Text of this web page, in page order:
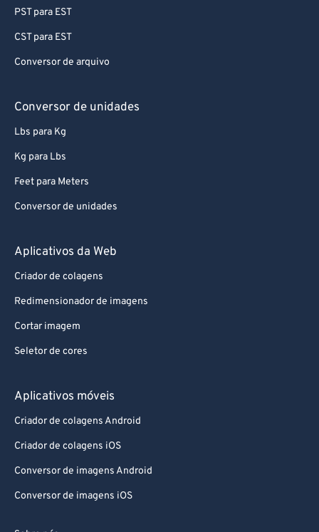
PST para EST
CST para EST
Conversor de arquivo
Conversor de unidades
Lbs para Kg
Kg para Lbs
Feet para Meters
Conversor de unidades
Aplicativos da Web
Criador de colagens
Redimensionador de imagens
Cortar imagem
Seletor de cores
Aplicativos móveis
Criador de colagens Android
Criador de colagens iOS
Conversor de imagens Android
Conversor de imagens iOS